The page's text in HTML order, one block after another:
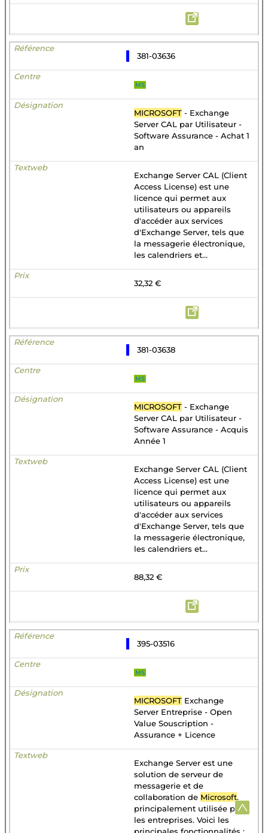
381-03636
MS
MICROSOFT - Exchange
Server CAL par Utilisateur -
Software Assurance - Achat 1
an
Exchange Server CAL (Client
Access License) est une
licence qui permet aux
utilisateurs ou appareils
d'accéder aux services
d'Exchange Server, tels que
la messagerie électronique,
les calendriers et...
32,32 €
381-03638
MS
MICROSOFT - Exchange
Server CAL par Utilisateur -
Software Assurance - Acquis
Année 1
Exchange Server CAL (Client
Access License) est une
licence qui permet aux
utilisateurs ou appareils
d'accéder aux services
d'Exchange Server, tels que
la messagerie électronique,
les calendriers et...
88,32 €
395-03516
MS
MICROSOFT Exchange
Server Entreprise - Open
Value Souscription -
Assurance + Licence
Exchange Server est une
solution de serveur de
messagerie et de
collaboration de Microsoft,
principalement utilisée par
les entreprises. Voici les